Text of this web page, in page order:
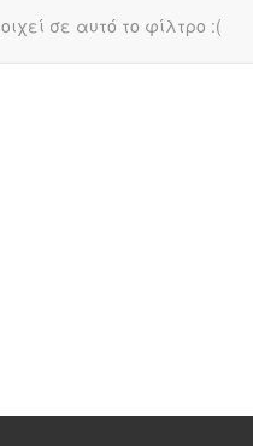
σε αυτό το φίλτρο :(